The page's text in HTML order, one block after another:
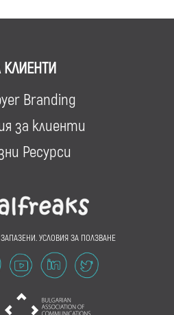
КЛИЕНТИ
Branding
за клиенти
Ресурси
УСЛОВИЯ ЗА ПОЛЗВАНЕ